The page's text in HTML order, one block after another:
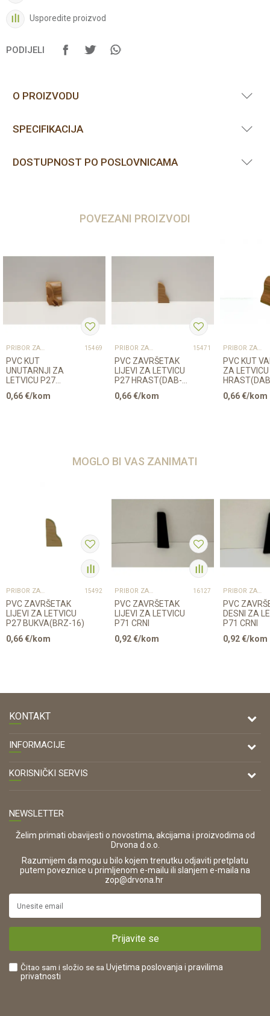
Usporedite proizvod
PODIJELI
O PROIZVODU
SPECIFIKACIJA
DOSTUPNOST PO POSLOVNICAMA
POVEZANI PROIZVODI
PRIBOR ZA UGRADNJU PODOVA – SVE NA JEDNOM MJESTU 15469
PVC KUT
UNUTARNJI ZA
LETVICU P27
0,66€/kom
PRIBOR ZA UGRADNJU PODOVA – SVE NA JEDNOM MJESTU 15471
PVC ZAVRŠETAK
LIJEVI ZA LETVICU
P27 HRAST(DAB-
0,66€/kom
PRIBOR ZA UGRADNJU PODOVA – SVE NA JEDNOM MJESTU
PVC KUT
ZA
0,66€/kom
MOGLO BI VAS ZANIMATI
PRIBOR ZA UGRADNJU PODOVA – SVE NA JEDNOM MJESTU 15492
PVC ZAVRŠETAK
LIJEVI ZA LETVICU
P27 BUKVA(BRZ-16)
0,66€/kom
PRIBOR ZA UGRADNJU PODOVA – SVE NA JEDNOM MJESTU 16127
PVC ZAVRŠETAK
LIJEVI ZA LETVICU
P71 CRNI
0,92€/kom
PRIBOR ZA UGRADNJU PODOVA – SVE NA JEDNOM MJESTU
PVC
DESNI ZA
P71 CRNI
0,92€/kom
KONTAKT
DRVONA D.O.O.
Antuna Mihanovića 7,
47000 Karlovac
OIB:
42821181683
16280
https://www.drvona.hr/
POREZNI BROJ:
INFORMACIJE
O nama
KORISNIČKI SERVIS
Zaštita privatnosti i osobnih podataka
Korištenje kolačića
Pravo na odustajanje i jednostrani raskid ugovora
Reklamacije
Plaćanje karticama
Što dobivam registracijom?
NEWSLETTER
Želim primati obavijesti o novostima, akcijama i proizvodima od
Drvona d.o.o.
Razumijem da mogu u bilo kojem trenutku odjaviti pretplatu
putem poveznice u primljenom e-mailu ili slanjem e-maila na
zop@drvona.hr
Prijavite se
Čitao sam i složio se sa Uvjetima poslovanja i pravilima
privatnosti